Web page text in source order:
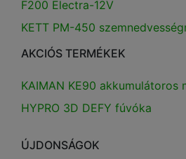
F200 Electra-12V
KETT PM-450
AKCIÓS TERMÉKEK
KAIMAN KE90 akkumulátoros
HYPRO 3D DEFY fúvóka
ÚJDONSÁGOK